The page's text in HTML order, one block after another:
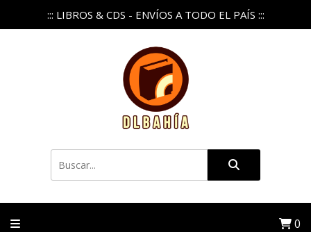
::: LIBROS & CDS - ENVÍOS A TODO EL PAÍS :::
0